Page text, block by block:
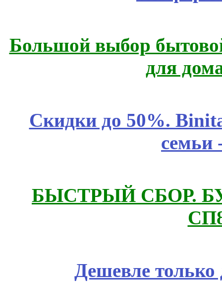
Большой выбор
для
Скидки до 50%.
семьи
БЫСТРЫЙ СБОР.
Дешевле